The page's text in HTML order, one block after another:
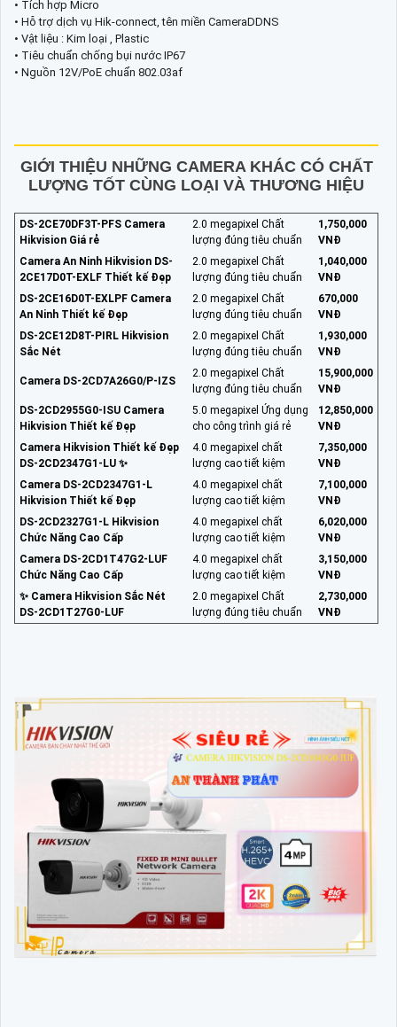
• Tích hợp Micro
• Hỗ trợ dịch vụ Hik-connect, tên miền CameraDDNS
• Vật liệu : Kim loại , Plastic
• Tiêu chuẩn chống bụi nước IP67
• Nguồn 12V/PoE chuẩn 802.03af
GIỚI THIỆU NHỮNG CAMERA KHÁC CÓ CHẤT
LƯỢNG TỐT CÙNG LOẠI VÀ THƯƠNG HIỆU
DS-2CE70DF3T-PFS Camera
Hikvision Giá rẻ
2.0 megapixel Chất
lượng đúng tiêu chuẩn
1,750,000
VNĐ
Camera An Ninh Hikvision DS-
2CE17D0T-EXLF Thiết kế Đẹp
2.0 megapixel Chất
lượng đúng tiêu chuẩn
1,040,000
VNĐ
DS-2CE16D0T-EXLPF Camera
An Ninh Thiết kế Đẹp
2.0 megapixel Chất
lượng đúng tiêu chuẩn
670,000
VNĐ
DS-2CE12D8T-PIRL Hikvision
Sắc Nét
2.0 megapixel Chất
lượng đúng tiêu chuẩn
1,930,000
VNĐ
Camera DS-2CD7A26G0/P-IZS
2.0 megapixel Chất
lượng đúng tiêu chuẩn
15,900,000
VNĐ
DS-2CD2955G0-ISU Camera
Hikvision Thiết kế Đẹp
5.0 megapixel Ứng dụng
cho công trình giá rẻ
12,850,000
VNĐ
Camera Hikvision Thiết kế Đẹp
DS-2CD2347G1-LU ✨
4.0 megapixel chất
lượng cao tiết kiệm
7,350,000
VNĐ
Camera DS-2CD2347G1-L
Hikvision Thiết kế Đẹp
4.0 megapixel chất
lượng cao tiết kiệm
7,100,000
VNĐ
DS-2CD2327G1-L Hikvision
Chức Năng Cao Cấp
4.0 megapixel chất
lượng cao tiết kiệm
6,020,000
VNĐ
Camera DS-2CD1T47G2-LUF
Chức Năng Cao Cấp
4.0 megapixel chất
lượng cao tiết kiệm
3,150,000
VNĐ
✨ Camera Hikvision Sắc Nét
DS-2CD1T27G0-LUF
2.0 megapixel Chất
lượng đúng tiêu chuẩn
2,730,000
VNĐ